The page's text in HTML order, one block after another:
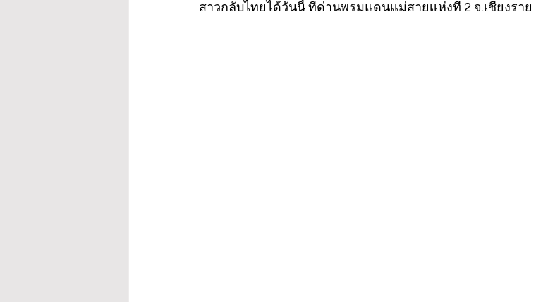
สาวกลับไทยได้วันนี้ ที่ด่านพรมแดนเเม่สายเเห่งที่ 2 จ.เชียงราย